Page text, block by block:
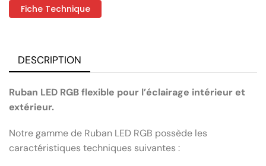
Fiche Technique
DESCRIPTION
Ruban LED RGB flexible pour l’éclairage intérieur et
extérieur.
Notre gamme de Ruban LED RGB possède les
caractéristiques techniques suivantes :